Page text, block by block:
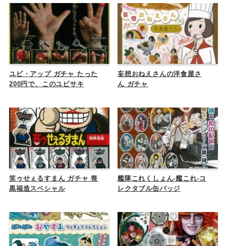
ユビ・アップ ガチャ たった
200円で、このユビサキ
妄想おねえさんの洋食屋さ
ん ガチャ
笑ゥせぇるすまん ガチャ 喪
黒福造スペシャル
艦隊これくしょん-艦これ-コ
レクタブル缶バッジ